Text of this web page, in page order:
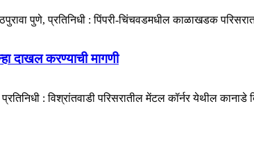
पुणे, प्रतिनिधी : पिंपरी-चिंचवडमधील काळाखडक
दाखल करण्याची मागणी
: विश्रांतवाडी परिसरातील मेंटल कॉर्नर येथील